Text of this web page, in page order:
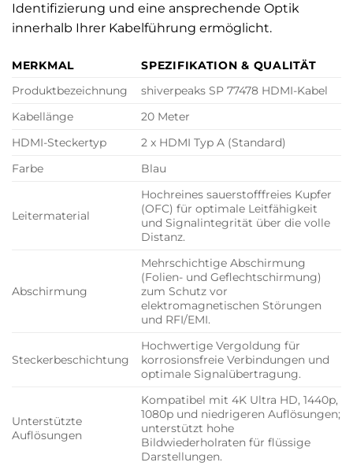
Identifizierung und eine ansprechende Optik
innerhalb Ihrer Kabelführung ermöglicht.
MERKMAL
SPEZIFIKATION & QUALITÄT
Produktbezeichnung
shiverpeaks SP 77478 HDMI-Kabel
Kabellänge
20 Meter
HDMI-Steckertyp
2 x HDMI Typ A (Standard)
Farbe
Blau
Leitermaterial
Hochreines sauerstofffreies Kupfer
(OFC) für optimale Leitfähigkeit
und Signalintegrität über die volle
Distanz.
Abschirmung
Mehrschichtige Abschirmung
(Folien- und Geflechtschirmung)
zum Schutz vor
elektromagnetischen Störungen
und RFI/EMI.
Steckerbeschichtung
Hochwertige Vergoldung für
korrosionsfreie Verbindungen und
optimale Signalübertragung.
Unterstützte
Auflösungen
Kompatibel mit 4K Ultra HD, 1440p,
1080p und niedrigeren Auflösungen;
unterstützt hohe
Bildwiederholraten für flüssige
Darstellungen.